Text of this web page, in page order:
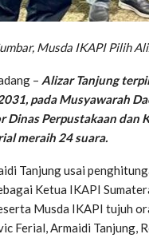
Musda IKAPI Pilih
– Alizar Tanjung
pada Musyawarah
Dinas Perpustakaan dan
meraih 24 suara.
Tanjung usai
Ketua IKAPI
Musda IKAPI tujuh
Ferial, Armaidi Tanjung,